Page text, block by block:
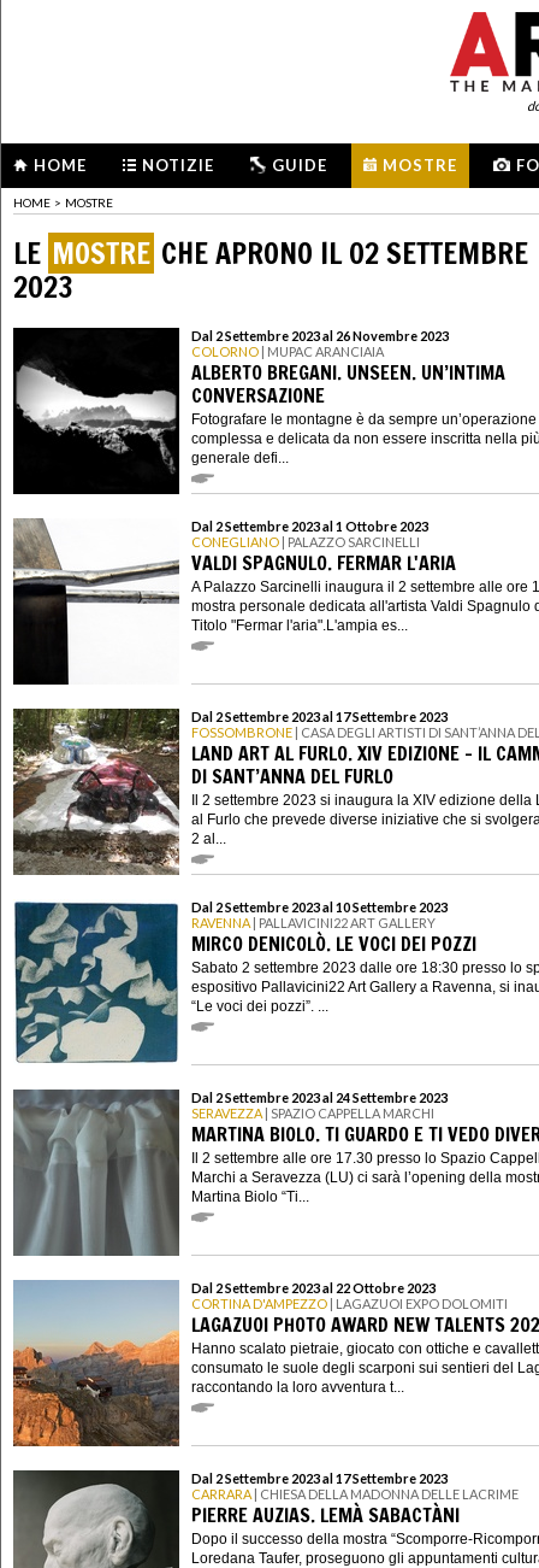
HOME NOTIZIE GUIDE MOSTRE
HOME > MOSTRE
LE MOSTRE CHE APRONO IL 02 SETTEMBRE
2023
Dal 2 Settembre 2023 al 26 Novembre 2023
COLORNO | MUPAC ARANCIAIA
ALBERTO BREGANI. UNSEEN. UN’INTIMA
CONVERSAZIONE
Fotografare le montagne è da sempre
complessa e delicata da non essere inscritta nella
generale defi...
Dal 2 Settembre 2023 al 1 Ottobre 2023
CONEGLIANO | PALAZZO SARCINELLI
VALDI SPAGNULO. FERMAR L'ARIA
A Palazzo Sarcinelli inaugura il 2 settembre alle ore
mostra personale dedicata all'artista Valdi Spagnulo
Titolo "Fermar l'aria".L'ampia es...
Dal 2 Settembre 2023 al 17 Settembre 2023
FOSSOMBRONE | CASA DEGLI ARTISTI DI SANT’ANNA
LAND ART AL FURLO. XIV EDIZIONE - IL
DI SANT’ANNA DEL FURLO
Il 2 settembre 2023 si inaugura la XIV edizione della
al Furlo che prevede diverse iniziative che si
2 al...
Dal 2 Settembre 2023 al 10 Settembre 2023
RAVENNA | PALLAVICINI22 ART GALLERY
MIRCO DENICOLÒ. LE VOCI DEI POZZI
Sabato 2 settembre 2023 dalle ore 18:30 presso lo
espositivo Pallavicini22 Art Gallery a Ravenna, si
“Le voci dei pozzi”. ...
Dal 2 Settembre 2023 al 24 Settembre 2023
SERAVEZZA | SPAZIO CAPPELLA MARCHI
MARTINA BIOLO. TI GUARDO E TI VEDO
Il 2 settembre alle ore 17.30 presso lo Spazio
Marchi a Seravezza (LU) ci sarà l’opening della
Martina Biolo “Ti...
Dal 2 Settembre 2023 al 22 Ottobre 2023
CORTINA D'AMPEZZO | LAGAZUOI EXPO DOLOMITI
LAGAZUOI PHOTO AWARD NEW TALENTS
Hanno scalato pietraie, giocato con ottiche e
consumato le suole degli scarponi sui sentieri del
raccontando la loro avventura t...
Dal 2 Settembre 2023 al 17 Settembre 2023
CARRARA | CHIESA DELLA MADONNA DELLE LACRIME
PIERRE AUZIAS. LEMÀ SABACTÀNI
Dopo il successo della mostra “Scomporre-
Loredana Taufer, proseguono gli appuntamenti